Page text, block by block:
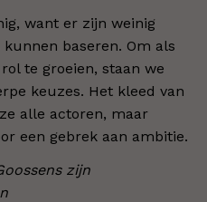
want er zijn weinig
baseren. Om als
te groeien, staan we
keuzes. Het kleed van
alle actoren, maar
een gebrek aan ambitie.
zijn